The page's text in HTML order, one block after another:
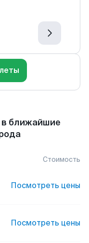
ближайшие
Стоимость
Посмотреть цены
Посмотреть цены